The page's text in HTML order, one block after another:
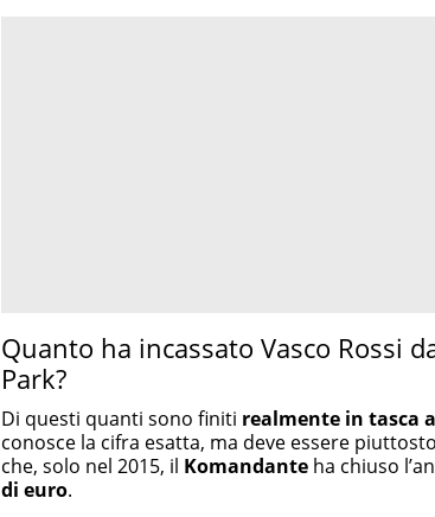
Quanto ha incassato Vasco Rossi
Park?
Di questi quanti sono finiti realmente in tasca
conosce la cifra esatta, ma deve essere
che, solo nel 2015, il Komandante ha chiuso
di euro.